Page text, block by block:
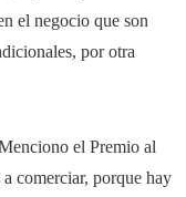
el negocio que son
por otra
el Premio al
comerciar, porque hay